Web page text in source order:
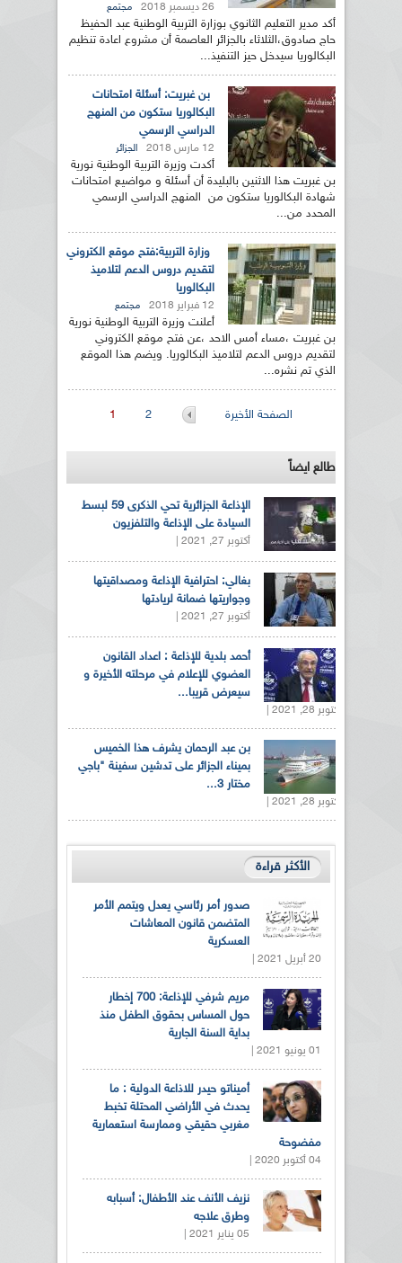
26 ديسمبر 2018 مجتمع
أكد مدير التعليم الثانوي بوزارة التربية الوطنية عبد الحفيظ
حاج صادوق،الثلاثاء بالجزائر العاصمة أن مشروع اعادة تنظيم
البكالوريا سيدخل حيز التنفيذ...
بن غبريت: أسئلة امتحانات
البكالوريا ستكون من المنهج
الدراسي الرسمي
12 مارس 2018 الجزائر
أكدت وزيرة التربية الوطنية نورية
بن غبريت هذا الاثنين بالبليدة أن أسئلة و مواضيع امتحانات
شهادة البكالوريا ستكون من المنهج الدراسي الرسمي
المحدد من...
وزارة التربية:فتح موقع الكتروني
لتقديم دروس الدعم لتلاميذ
البكالوريا
12 فبراير 2018 مجتمع
أعلنت وزيرة التربية الوطنية نورية
بن غبريت ،مساء أمس الاحد ،عن فتح موقع الكتروني
لتقديم دروس الدعم لتلاميذ البكالوريا. ويضم هذا الموقع
الذي تم نشره...
الصفحات 1 2 الصفحة الأخيرة
طالع ايضاً
الإذاعة الجزائرية تحي الذكرى 59 لبسط
السيادة على الإذاعة والتلفزيون
أكتوبر 27, 2021 |
بغالي: احترافية الإذاعة ومصداقيتها
وجواريتها ضمانة لريادتها
أكتوبر 27, 2021 |
أحمد بلدية للإذاعة : اعداد القانون
العضوي للإعلام في مرحلته الأخيرة و
سيعرض قريبا...
أكتوبر 28, 2021 |
بن عبد الرحمان يشرف هذا الخميس
بميناء الجزائر على تدشين سفينة "باجي
مختار 3...
أكتوبر 28, 2021 |
الأكثر قراءة
صدور أمر رئاسي يعدل ويتمم الأمر
المتضمن قانون المعاشات
العسكرية
20 أبريل 2021 |
مريم شرفي للإذاعة: 700 إخطار
حول المساس بحقوق الطفل منذ
بداية السنة الجارية
01 يونيو 2021 |
أميناتو حيدر للاذاعة الدولية : ما
يحدث في الأراضي المحتلة تخبط
مغربي حقيقي وممارسة استعمارية
مفضوحة
04 أكتوبر 2020 |
نزيف الأنف عند الأطفال: أسبابه
وطرق علاجه
05 يناير 2021 |